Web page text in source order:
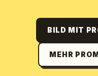
BILD MIT
MEHR